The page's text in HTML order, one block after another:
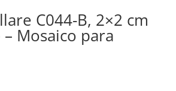
C044-B, 2×2 cm
Mosaico para